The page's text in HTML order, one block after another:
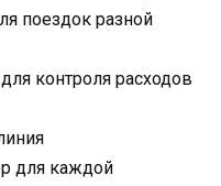
поездок разной
контроля расходов
для каждой